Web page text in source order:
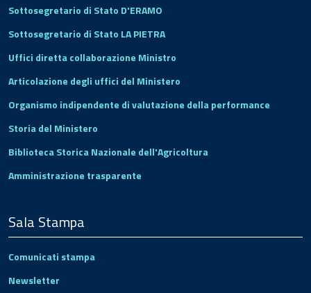
Sottosegretario di Stato D'ERAMO
Sottosegretario di Stato LA PIETRA
Uffici diretta collaborazione Ministro
Articolazione degli uffici del Ministero
Organismo indipendente di valutazione della performance
Storia del Ministero
Biblioteca Storica Nazionale dell'Agricoltura
Amministrazione trasparente
Sala Stampa
Comunicati stampa
Newsletter